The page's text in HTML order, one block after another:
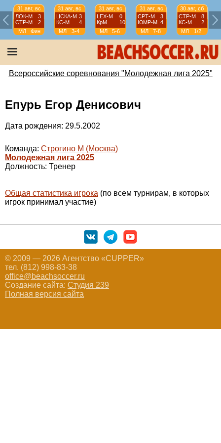
31 авг, вс
ЛОК-М
3
СТР-М
2
МЛ
Фин
31 авг, вс
ЦСКА-М 3
КС-М
4
МЛ
3-4
31 авг, вс
LEX-М
0
КрМ
10
МЛ
5-6
31 авг, вс
СРТ-М
3
ЮМР-М 4
МЛ
7-8
30 авг, сб
СТР-М
8
КС-М
2
МЛ
1/2
Всероссийские соревнования "Молодежная лига 2025"
Епурь Егор Денисович
Дата рождения: 29.5.2002
Команда: Строгино М (Москва)
Молодежная лига 2025
Должность: Тренер
Общая статистика игрока (по всем турнирам, в которых
игрок принимал участие)
© 2009 — 2026 Агентство «CUPPER»
тел. (812) 998-83-38
office@beachsoccer.ru
Создание сайта: Студия 239
Полная версия сайта